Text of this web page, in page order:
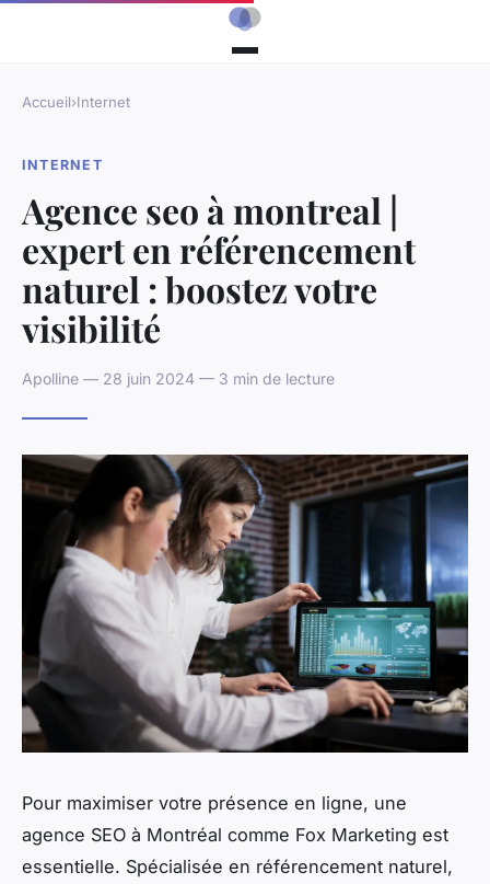
Accueil›Internet
INTERNET
Agence seo à montreal |
expert en référencement
naturel : boostez votre
visibilité
Apolline — 28 juin 2024 — 3 min de lecture
Pour maximiser votre présence en ligne, une
agence SEO à Montréal comme Fox Marketing est
essentielle. Spécialisée en référencement naturel,